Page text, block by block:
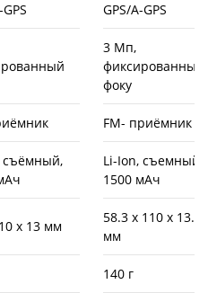
GPS/A-GPS
3 Мп,
фиксированный
фоку
FM- приёмник
съёмный,
Li-Ion, съемный,
1500 мАч
х 13 мм
58.3 х 110 х 13.2
мм
140 г